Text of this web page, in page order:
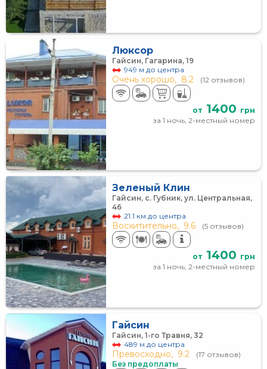
Люксор
Гайсин, Гагарина, 19
949 м до центра
Очень хорошо, 8.2 (12 отзывов)
от 1400 грн
за 1 ночь, 2-местный номер
Зеленый Клин
Гайсин, с. Губник, ул. Центральная,
46
21.1 км до центра
Восхитительно, 9.6 (5 отзывов)
от 1400 грн
за 1 ночь, 2-местный номер
Гайсин
Гайсин, 1-го Травня, 32
489 м до центра
Превосходно, 9.2
(17 отзывов)
Без предоплаты